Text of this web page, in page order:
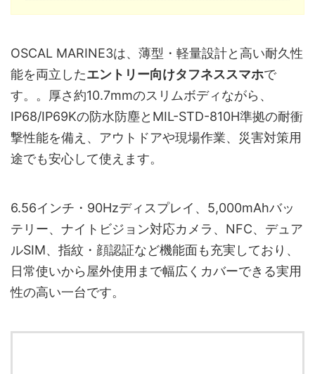
OSCAL MARINE3は、薄型・軽量設計と高い耐久性
能を両立したエントリー向けタフネススマホで
す。。厚さ約10.7mmのスリムボディながら、
IP68/IP69Kの防水防塵とMIL-STD-810H準拠の耐衝
撃性能を備え、アウトドアや現場作業、災害対策用
途でも安心して使えます。
6.56インチ・90Hzディスプレイ、5,000mAhバッ
テリー、ナイトビジョン対応カメラ、NFC、デュア
ルSIM、指紋・顔認証など機能面も充実しており、
日常使いから屋外使用まで幅広くカバーできる実用
性の高い一台です。